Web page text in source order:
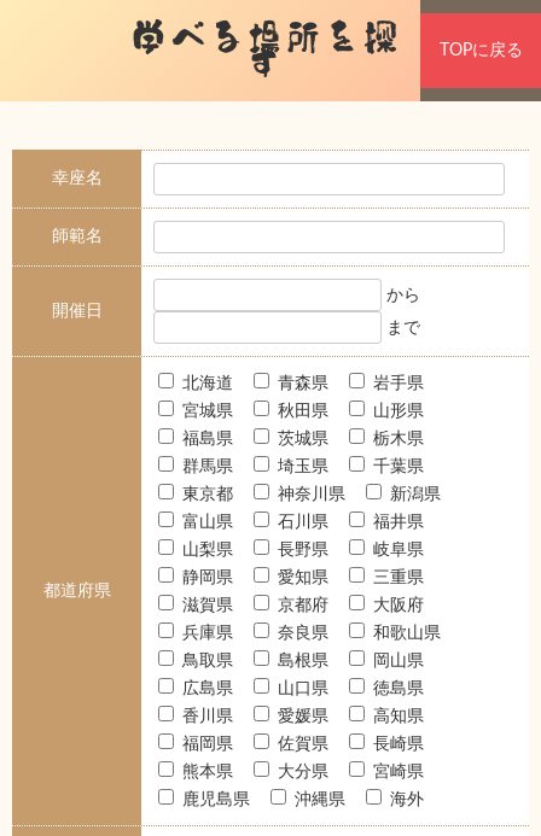
学べる場所を探
す TOPに戻る
幸座名
師範名
開催日
から
まで
都道府県
北海道 青森県
岩手県
宮城県
秋田県
山形県
福島県
茨城県
栃木県
群馬県
埼玉県
千葉県
東京都
神奈川県
新潟県
富山県
石川県
福井県
山梨県
長野県
岐阜県
静岡県
愛知県
三重県
滋賀県
京都府
大阪府
兵庫県
奈良県
和歌山県
鳥取県
島根県
岡山県
広島県
山口県
徳島県
香川県
愛媛県
高知県
福岡県
佐賀県
長崎県
熊本県
大分県
宮崎県
鹿児島県
沖縄県 海外